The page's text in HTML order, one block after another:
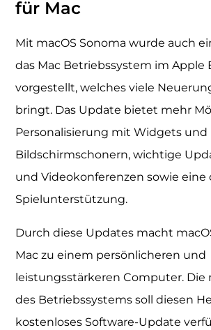
für Mac
Mit macOS Sonoma wurde auch
das Mac Betriebssystem im Apple
vorgestellt, welches viele
bringt. Das Update bietet mehr
Personalisierung mit Widgets und
Bildschirmschonern, wichtige
und Videokonferenzen sowie
Spielunterstützung.
Durch diese Updates macht
Mac zu einem persönlicheren und
leistungsstärkeren Computer. Die
des Betriebssystems soll diesen
kostenloses Software-Update